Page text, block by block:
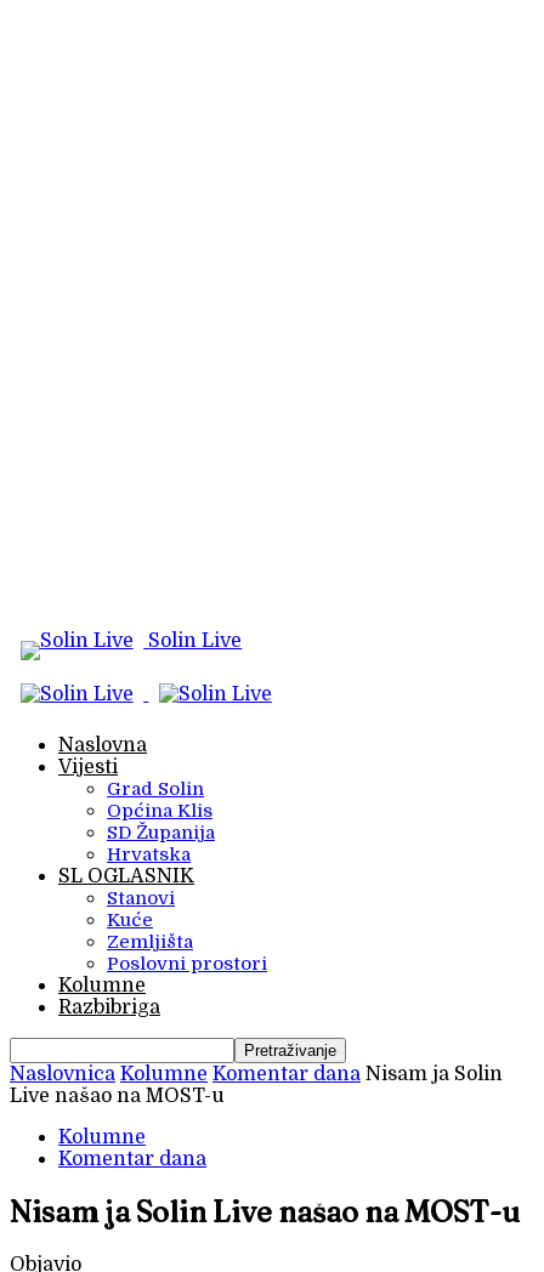
Solin Live
Naslovna
Vijesti
Grad Solin
Općina Klis
SD Županija
Hrvatska
SL OGLASNIK
Stanovi
Kuće
Zemljišta
Poslovni prostori
Kolumne
Razbibriga
Naslovnica Kolumne Komentar dana Nisam ja Solin
Live našao na MOST-u
Kolumne
Komentar dana
Nisam ja Solin Live našao na MOST-u
Objavio